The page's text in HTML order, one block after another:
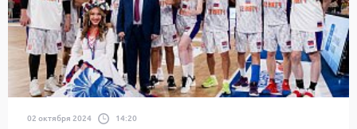
02 октября 2024 14:20